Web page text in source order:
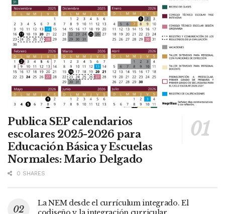
Publica SEP calendarios
escolares 2025-2026 para
Educación Básica y Escuelas
Normales: Mario Delgado
0 SHARES
La NEM desde el currículum integrado. El